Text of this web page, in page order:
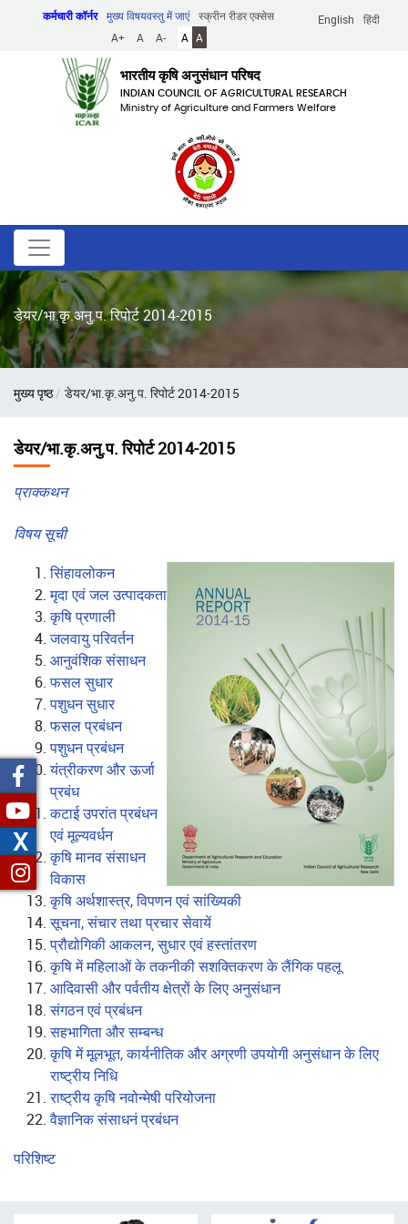
English हिंदी
कर्मचारी कॉर्नर मुख्य विषयवस्तु में जाएं
स्क्रीन रीडर एक्सेस
A+
A A- A A
भारतीय कृषि अनुसंधान परिषद
INDIAN COUNCIL OF AGRICULTURAL RESEARCH
Ministry of Agriculture and Farmers Welfare
डेयर/भा.कृ.अनु.प. रिपोर्ट 2014-2015
पग
मुख्य पृष्ठ डेयर/भा.कृ.अनु.प. रिपोर्ट 2014-2015
डेयर/भा.कृ.अनु.प. रिपोर्ट 2014-2015
प्राक्कथन
विषय सूची
सिंहावलोकन
मृदा एवं जल उत्पादकता
कृषि प्रणाली
जलवायु परिवर्तन
आनुवंशिक संसाधन
फसल सुधार
पशुधन सुधार
फसल प्रबंधन
पशुधन प्रबंधन
यंत्रीकरण और ऊर्जा
प्रबंध
कटाई उपरांत प्रबंधन
एवं मूल्यवर्धन
कृषि मानव संसाधन
विकासno text
कृषि अर्थशास्त्र, विपणन एवं सांख्यिकी
सूचना, संचार तथा प्रचार सेवायें
प्रौद्योगिकी आकलन, सुधार एवं हस्तांतरण
कृषि में महिलाओं के तकनीकी सशक्तिकरण के लैंगिक पहलू
आदिवासी और पर्वतीय क्षेत्रों के लिए अनुसंधान
संगठन एवं प्रबंधन
सहभागिता और सम्बन्ध
कृषि में मूलभूत, कार्यनीतिक और अग्रणी उपयोगी अनुसंधान के लिए
राष्ट्रीय निधि
राष्ट्रीय कृषि नवोन्मेषी परियोजना
वैज्ञानिक संसाधनं प्रबंधन
परिशिष्ट
X